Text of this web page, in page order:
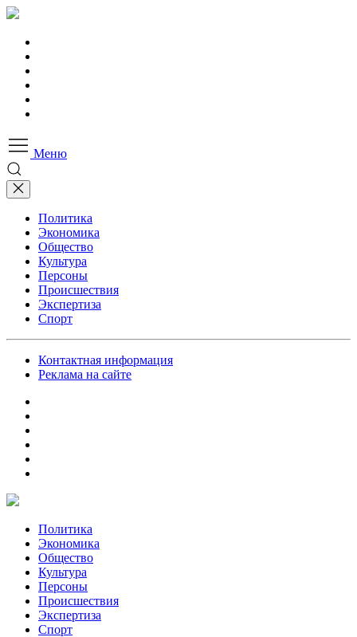
Меню
Политика
Экономика
Общество
Культура
Персоны
Происшествия
Экспертиза
Спорт
Контактная информация
Реклама на сайте
Политика
Экономика
Общество
Культура
Персоны
Происшествия
Экспертиза
Спорт